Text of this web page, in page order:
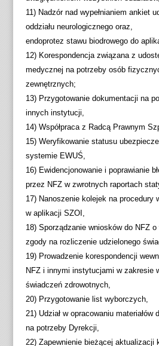
11) Nadzór nad wypełnianiem ankiet
oddziału neurologicznego oraz,
endoprotez stawu biodrowego do
12) Korespondencja związana z
medycznej na potrzeby osób
zewnętrznych;
13) Przygotowanie dokumentacji na
innych instytucji,
14) Współpraca z Radcą Prawnym
15) Weryfikowanie statusu
systemie EWUŚ,
16) Ewidencjonowanie i poprawianie
przez NFZ w zwrotnych raportach
17) Nanoszenie kolejek na procedury
w aplikacji SZOI,
18) Sporządzanie wniosków do NFZ
zgody na rozliczenie udzielonego
19) Prowadzenie korespondencji
NFZ i innymi instytucjami w zakresie
świadczeń zdrowotnych,
20) Przygotowanie list wyborczych,
21) Udział w opracowaniu materiałów
na potrzeby Dyrekcji,
22) Zapewnienie bieżącej aktualizacji